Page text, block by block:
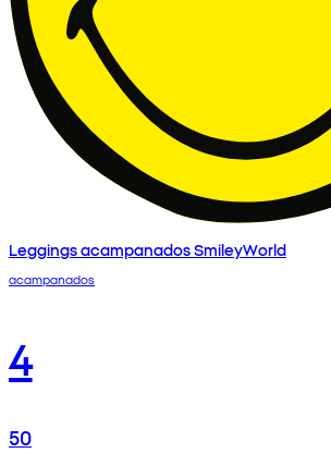
Leggings acampanados SmileyWorld
acampanados
4
50